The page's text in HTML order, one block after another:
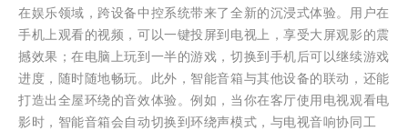
在娱乐领域，跨设备中控系统带来了全新的沉浸式体验。用户在
手机上观看的视频，可以一键投屏到电视上，享受大屏观影的震
撼效果；在电脑上玩到一半的游戏，切换到手机后可以继续游戏
进度，随时随地畅玩。此外，智能音箱与其他设备的联动，还能
打造出全屋环绕的音效体验。例如，当你在客厅使用电视观看电
影时，智能音箱会自动切换到环绕声模式，与电视音响协同工